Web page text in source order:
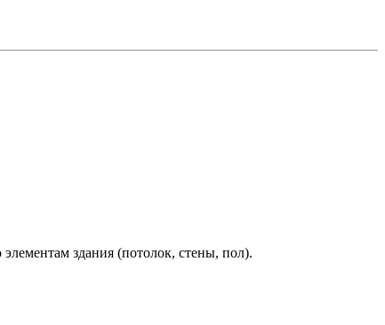
здания (потолок, стены, пол).